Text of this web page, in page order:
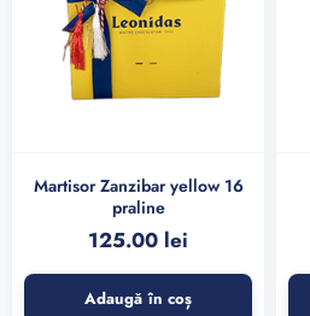
Martisor Zanzibar yellow 16
praline
125.00 lei
Adaugă în coș